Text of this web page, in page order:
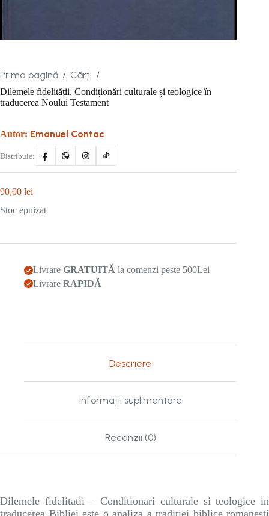
Prima pagină / Cărți /
Dilemele fidelității. Condiționări culturale și teologice în
traducerea Noului Testament
Autor: Emanuel Contac
Distribuie:
90,00 lei
Stoc epuizat
Livrare GRATUITĂ la comenzi peste 500Lei
Livrare RAPIDĂ
Descriere
Informații suplimentare
Recenzii (0)
Dilemele fidelitatii – Conditionari culturale si teologice in
traducerea Bibliei este o analiza a traditiei biblice romanesti